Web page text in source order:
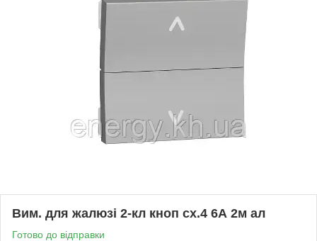
Вим. для жалюзі 2-кл кноп сх.4 6А 2м ал
Готово до відправки